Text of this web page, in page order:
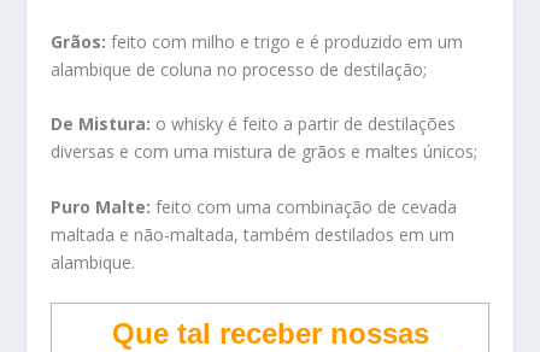
Grãos: feito com milho e trigo e é produzido em um
alambique de coluna no processo de destilação;
De Mistura: o whisky é feito a partir de destilações
diversas e com uma mistura de grãos e maltes únicos;
Puro Malte: feito com uma combinação de cevada
maltada e não-maltada, também destilados em um
alambique.
Que tal receber nossas